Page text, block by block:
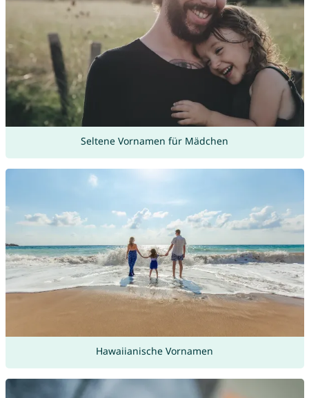
Seltene Vornamen für Mädchen
Hawaiianische Vornamen